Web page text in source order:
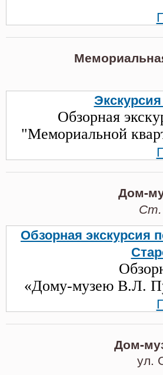
Обзорная
"Мемориальной
Дом-
Ст.
Обзорная экскурсия
«Дому-музею В.Л.
Дом-
ул.